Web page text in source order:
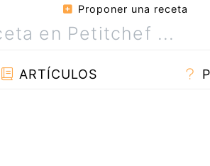
Proponer una receta
ARTÍCULOS